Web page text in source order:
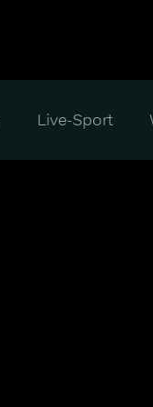
Live-Sport